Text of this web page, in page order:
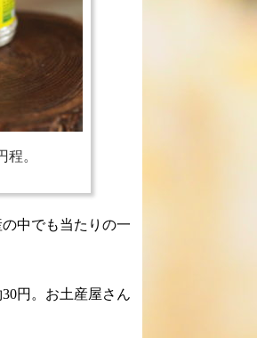
程。
中でも当たりの一
円。お土産屋さん